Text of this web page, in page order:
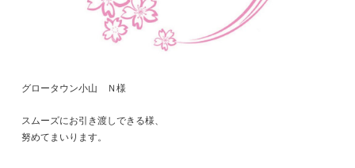
グロータウン小山 Ｎ様
スムーズにお引き渡しできる様、
努めてまいります。